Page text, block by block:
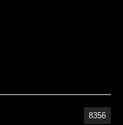
8356